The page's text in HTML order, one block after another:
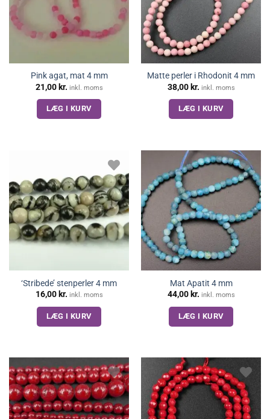
Pink agat, mat 4 mm
21,00 kr. inkl. moms
LÆG I KURV
Matte perler i Rhodonit 4 mm
38,00 kr. inkl. moms
LÆG I KURV
‘Stribede’ stenperler 4 mm
16,00 kr. inkl. moms
LÆG I KURV
Mat Apatit 4 mm
44,00 kr. inkl. moms
LÆG I KURV